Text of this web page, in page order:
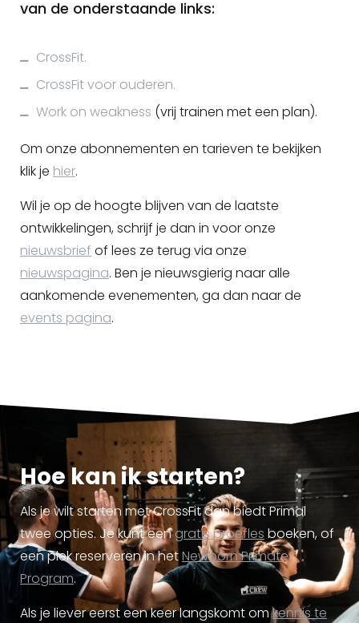
van de onderstaande links:
CrossFit.
CrossFit voor ouderen.
Work on weakness (vrij trainen met een plan).
Om onze abonnementen en tarieven te bekijken
klik je hier.
Wil je op de hoogte blijven van de laatste
ontwikkelingen, schrijf je dan in voor onze
nieuwsbrief of lees ze terug via onze
nieuwspagina. Ben je nieuwsgierig naar alle
aankomende evenementen, ga dan naar de
events pagina.
Hoe kan ik starten?
Als je wilt starten met CrossFit dan biedt Primal
twee opties. Je kunt eengratis proefles boeken, of
een plek reserveren in hetNewborn Primate
Program.
Als je liever eerst een keer langskomt omkennis te